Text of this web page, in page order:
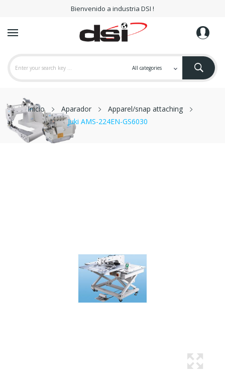
Bienvenido a industria DSI !
Inicio Aparador
Apparel/snap attaching
Juki AMS-224EN-GS6030